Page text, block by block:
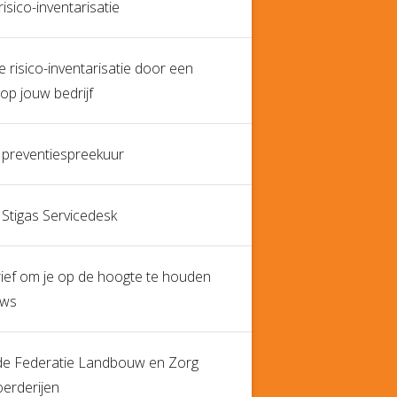
inventarisatie
risico-inventarisatie door een
jouw bedrijf
Servicedesk
om je op de hoogte te houden
Federatie Landbouw en Zorg